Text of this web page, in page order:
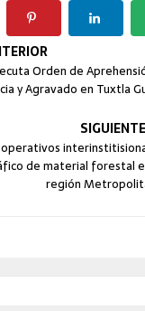
Orden de
y Agravado en Tuxtla
SIGUIENTE
de material forestal
región